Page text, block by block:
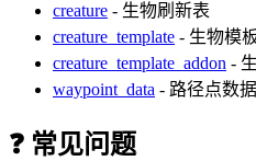
creature - 生物刷新表
creature_template - 生物模
creature_template_addon -
waypoint_data - 路径点数据
❓ 常见问题